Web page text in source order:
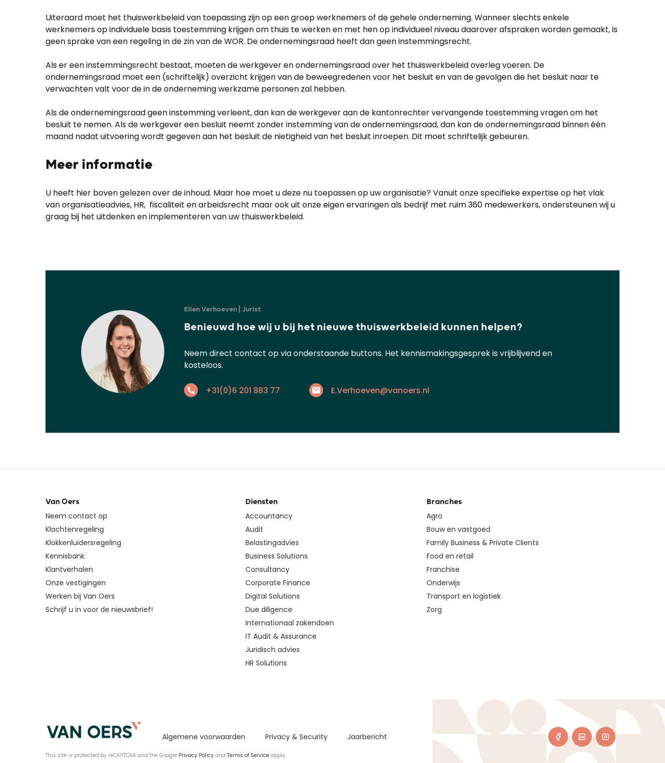
Uiteraard moet het thuiswerkbeleid van toepassing zijn op een groep werknemers of de gehele onderneming. Wanneer slechts enkele
werknemers op individuele basis toestemming krijgen om thuis te werken en met hen op individueel niveau daarover afspraken worden gemaakt, is
geen sprake van een regeling in de zin van de WOR. De ondernemingsraad heeft dan geen instemmingsrecht.
Als er een instemmingsrecht bestaat, moeten de werkgever en ondernemingsraad over het thuiswerkbeleid overleg voeren. De
ondernemingsraad moet een (schriftelijk) overzicht krijgen van de beweegredenen voor het besluit en van de gevolgen die het besluit naar te
verwachten valt voor de in de onderneming werkzame personen zal hebben.
Als de ondernemingsraad geen instemming verleent, dan kan de werkgever aan de kantonrechter vervangende toestemming vragen om het
besluit te nemen. Als de werkgever een besluit neemt zonder instemming van de ondernemingsraad, dan kan de ondernemingsraad binnen één
maand nadat uitvoering wordt gegeven aan het besluit de nietigheid van het besluit inroepen. Dit moet schriftelijk gebeuren.
Meer informatie
U heeft hier boven gelezen over de inhoud. Maar hoe moet u deze nu toepassen op uw organisatie? Vanuit onze specifieke expertise op het vlak
van organisatieadvies, HR, fiscaliteit en arbeidsrecht maar ook uit onze eigen ervaringen als bedrijf met ruim 360 medewerkers, ondersteunen wij u
graag bij het uitdenken en implementeren van uw thuiswerkbeleid.
Ellen Verhoeven | Jurist
Benieuwd hoe wij u bij het nieuwe thuiswerkbeleid kunnen helpen?
Neem direct contact op via onderstaande buttons. Het kennismakingsgesprek is vrijblijvend en
kosteloos.
+31(0)6 201 883 77 E.Verhoeven@vanoers.nl
Van Oers
Neem contact op
Klachtenregeling
Klokkenluidersregeling
Kennisbank
Klantverhalen
Onze vestigingen
Werken bij Van Oers
Schrijf u in voor de nieuwsbrief!
Diensten
Accountancy
Audit
Belastingadvies
Business Solutions
Consultancy
Corporate Finance
Digital Solutions
Due diligence
Internationaal zakendoen
IT Audit & Assurance
Juridisch advies
HR Solutions
Branches
Agro
Bouw en vastgoed
Family Business & Private Clients
Food en retail
Franchise
Onderwijs
Transport en logistiek
Zorg
Algemene voorwaarden Privacy & Security Jaarbericht
This site is protected by reCAPTCHA and the Google Privacy Policy and Terms of Service apply.